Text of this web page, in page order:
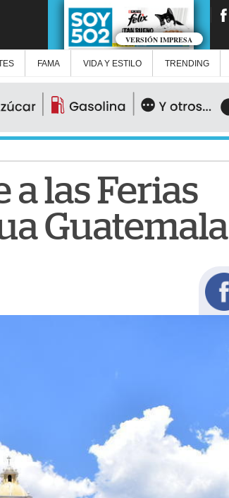
VERSIÓN IMPRESA
FAMA VIDA Y ESTILO TRENDING
a las Ferias
Guatemala